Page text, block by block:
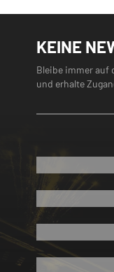
KEINE
Bleibe immer auf
und erhalte